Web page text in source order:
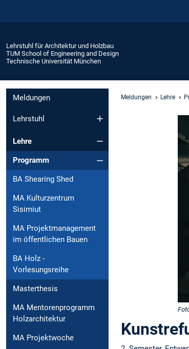
Lehrstuhl für Architektur und Holzbau
TUM School of Engineering and Design
Technische Universität München
Meldungen
Lehrstuhl
Lehre
Programm
BA Shearing Shed
MA Kulturzentrum
Sisimiut
MA Projektmanagement
im öffentlichen Bauen
BA Holz -
Vorlesungsreihe
Masterthesis
MA Mentorenprogramm
Holzarchitektur
MA Projektwoche
Meldungen Lehre